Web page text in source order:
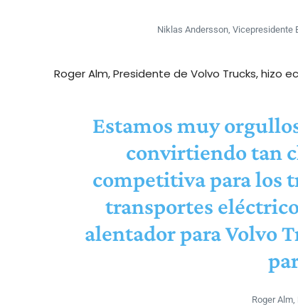
Niklas Andersson, Vicepresidente
Roger Alm, Presidente de Volvo Trucks,
Estamos muy
convirtiendo tan
competitiva para los
transportes
alentador para Volvo
Roger